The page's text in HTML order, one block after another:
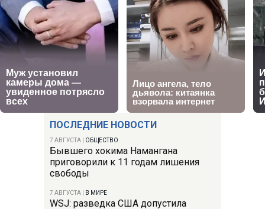
ПОСЛЕДНИЕ НОВОСТИ
7 АВГУСТА ОБЩЕСТВО
Бывшего хокима Намангана
приговорили к 11 годам лишения
свободы
7 АВГУСТА В МИРЕ
WSJ: разведка США допустила